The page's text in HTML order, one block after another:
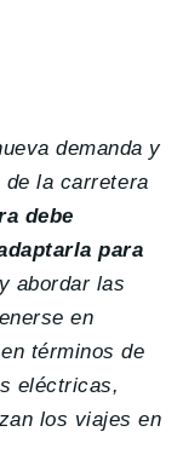
demanda y
la carretera
debe
para
y abordar las
en
términos de
eléctricas,
los viajes en